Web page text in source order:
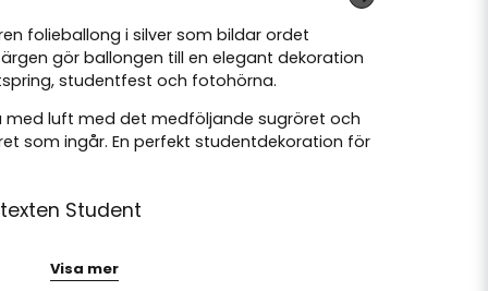
folieballong i silver som bildar ordet
gör ballongen till en elegant dekoration
studentfest och fotohörna.
med luft med det medföljande sugröret och
som ingår. En perfekt studentdekoration för
Student
som passar studentfirande och fest
Visa mer